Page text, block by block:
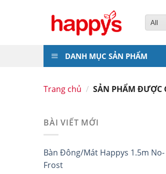
DANH MỤC SẢN PHẨM
Trang chủ / SẢN PHẨM ĐƯỢC
BÀI VIẾT MỚI
Bàn Đông/Mát Happys 1.5m No-
Frost